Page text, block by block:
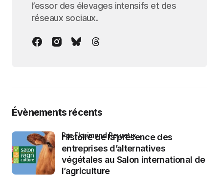
l’essor des élevages intensifs et des
réseaux sociaux.
Évènements récents
Histoire de la présence des
entreprises d’alternatives
végétales au Salon international de
l’agriculture
par Florimond Peureux